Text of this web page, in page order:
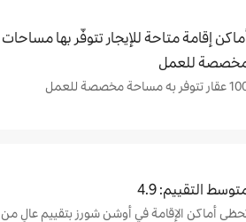
إقامة متاحة للإيجار تتوفّر بها مساحات
للعمل
به مساحة مخصصة للعمل
التقييم: 4.9
أماكن الإقامة في أوشن شورز بتقييم عالٍ من